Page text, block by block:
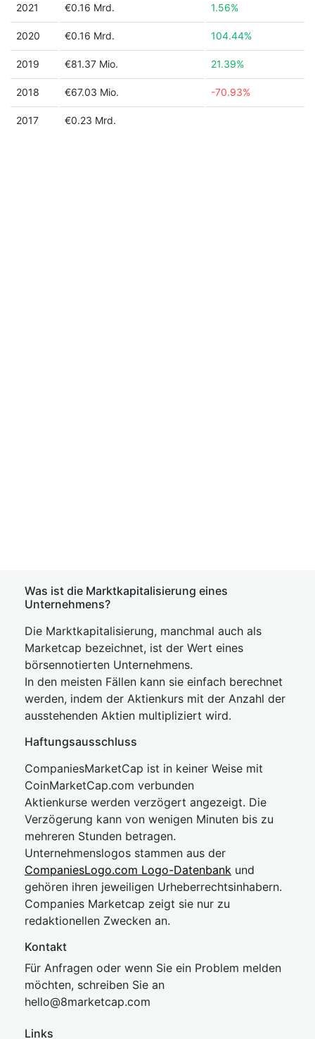
2021 €0.16 Mrd. 1.56%
2020 €0.16 Mrd. 104.44%
2019 €81.37 Mio. 21.39%
2018 €67.03 Mio. -70.93%
2017 €0.23 Mrd.
Was ist die Marktkapitalisierung eines
Unternehmens?
Die Marktkapitalisierung, manchmal auch als
Marketcap bezeichnet, ist der Wert eines
börsennotierten Unternehmens.
In den meisten Fällen kann sie einfach berechnet
werden, indem der Aktienkurs mit der Anzahl der
ausstehenden Aktien multipliziert wird.
Haftungsausschluss
CompaniesMarketCap ist in keiner Weise mit
CoinMarketCap.com verbunden
Aktienkurse werden verzögert angezeigt. Die
Verzögerung kann von wenigen Minuten bis zu
mehreren Stunden betragen.
Unternehmenslogos stammen aus der
CompaniesLogo.com Logo-Datenbank und
gehören ihren jeweiligen Urheberrechtsinhabern.
Companies Marketcap zeigt sie nur zu
redaktionellen Zwecken an.
Kontakt
Für Anfragen oder wenn Sie ein Problem melden
möchten, schreiben Sie an
hello@8marketcap.com
Links